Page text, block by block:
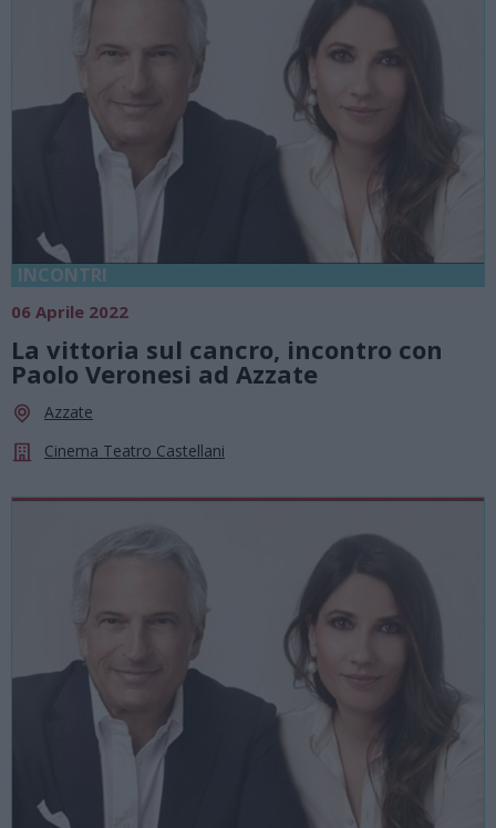
INCONTRI
06 Aprile 2022
La vittoria sul cancro, incontro con
Paolo Veronesi ad Azzate
Azzate
Cinema Teatro Castellani